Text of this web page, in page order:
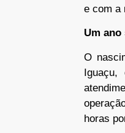
e com a
Um ano
O
Iguaçu,
horas